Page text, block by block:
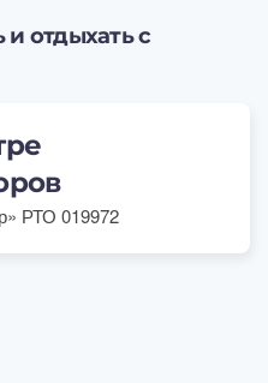
и отдыхать с
РТО 019972